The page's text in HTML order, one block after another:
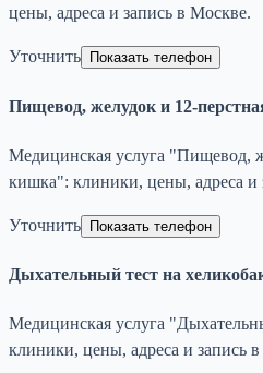
цены, адреса и запись в Москве.
Уточнить Показать телефон
Пищевод, желудок и 12-
Медицинская услуга "Пищевод,
кишка": клиники, цены, адреса и
Уточнить Показать телефон
Дыхательный тест на
Медицинская услуга
клиники, цены, адреса и запись